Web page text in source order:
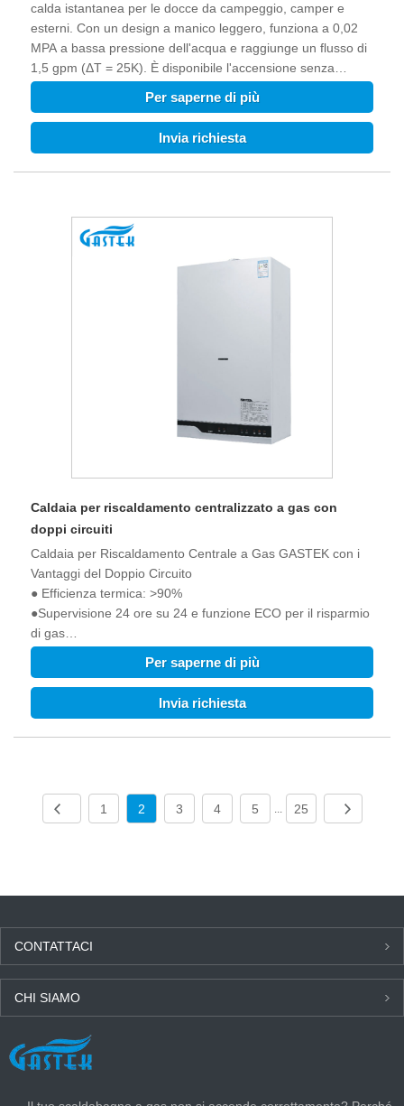
calda istantanea per le docce da campeggio, camper e
esterni. Con un design a manico leggero, funziona a 0,02
MPA a bassa pressione dell'acqua e raggiunge un flusso di
1,5 gpm (ΔT = 25K). È disponibile l'accensione senza
batteria. Questo è l'ideale per avventure off-grid.
Per saperne di più
Invia richiesta
Caldaia per riscaldamento centralizzato a gas con
doppi circuiti
Caldaia per Riscaldamento Centrale a Gas GASTEK con i
Vantaggi del Doppio Circuito
● Efficienza termica: >90%
●Supervisione 24 ore su 24 e funzione ECO per il risparmio
di gas
●Rumore di lavoro<45dB
●La tensione di funzionamento è pari a 120 V.
●La pressione dell'acqua all'avvio è pari a 0,25 bar.
● Termostato OT disponibile
Per saperne di più
Invia richiesta
1 2 3 4 5 25
CONTATTACI
CHI SIAMO
ULTIME NOTIZIE